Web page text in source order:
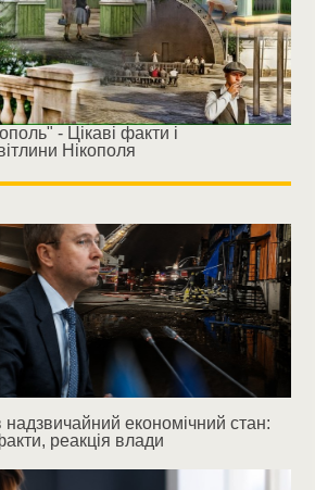
- Цікаві факти і
Нікополя
надзвичайний економічний стан:
реакція влади